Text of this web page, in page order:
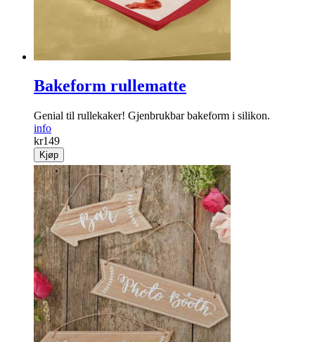
Bakeform rullematte
Genial til rullekaker! Gjenbrukbar bakeform i silikon.
info
kr149
Kjøp